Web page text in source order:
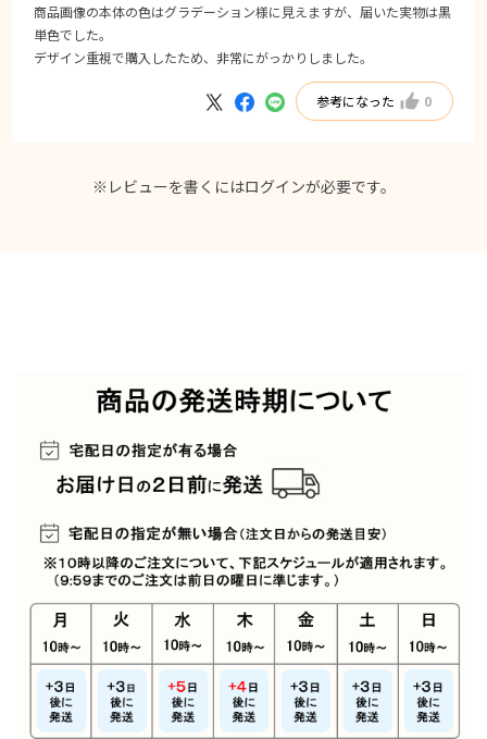
商品画像の本体の色はグラデーション様に見えますが、届いた実物は黒
単色でした。
デザイン重視で購入したため、非常にがっかりしました。
参考になった 0
※レビューを書くにはログインが必要です。